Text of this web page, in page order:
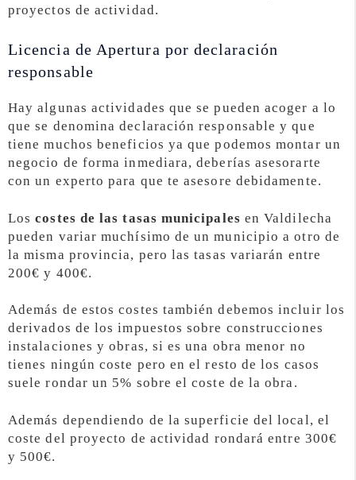
proyectos de actividad.
Licencia de Apertura por declaración
responsable
Hay algunas actividades que se pueden acoger a lo
que se denomina declaración responsable y que
tiene muchos beneficios ya que podemos montar un
negocio de forma inmediara, deberías asesorarte
con un experto para que te asesore debidamente.
Loscostes de las tasas municipales en Valdilecha
pueden variar muchísimo de un municipio a otro de
la misma provincia, pero las tasas variarán entre
200€ y 400€.
Además de estos costes también debemos incluir los
derivados de los impuestos sobre construcciones
instalaciones y obras, si es una obra menor no
tienes ningún coste pero en el resto de los casos
suele rondar un 5% sobre el coste de la obra.
Además dependiendo de la superficie del local, el
coste del proyecto de actividad rondará entre 300€
y 500€.